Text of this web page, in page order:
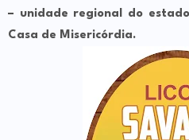
– unidade regional do
Casa de Misericórdia.